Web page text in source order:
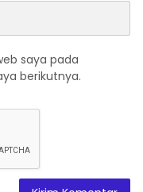
saya pada
berikutnya.